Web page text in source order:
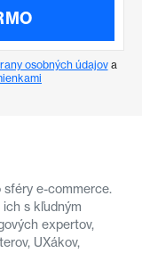
osobných údajova
sféry e-commerce.
s kľudným
expertov,
UXákov,